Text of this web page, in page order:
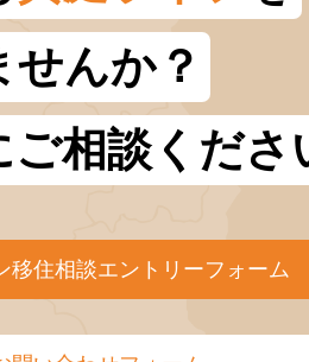
せんか？
ご相談くださ
移住相談エントリーフォーム